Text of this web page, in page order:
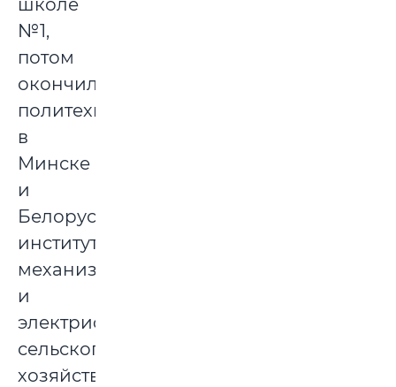
школе
№1,
потом
окончил
политехникум
в
Минске
и
Белорусский
институт
механизации
и
электрификации
сельского
хозяйства,